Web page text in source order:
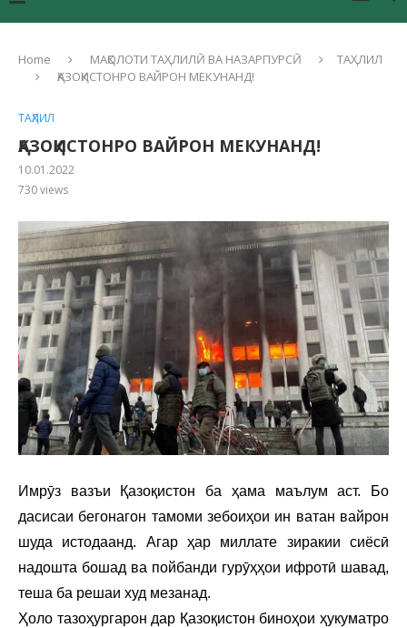
Home МАҚОЛОТИ ТАҲЛИЛӢ ВА НАЗАРПУРСӢ
ТАҲЛИЛ
ҚАЗОҚИСТОНРО ВАЙРОН МЕКУНАНД!
ТАҲЛИЛ
ҚАЗОҚИСТОНРО ВАЙРОН МЕКУНАНД!
10.01.2022
730views
Имрӯз вазъи Қазоқистон ба ҳама маълум аст. Бо
дасисаи бегонагон тамоми зебоиҳои ин ватан вайрон
шуда истодаанд. Агар ҳар миллате зиракии сиёсӣ
надошта бошад ва пойбанди гурӯҳҳои ифротӣ шавад,
теша ба решаи худ мезанад.
Ҳоло тазоҳургарон дар Қазоқистон биноҳои ҳукуматро